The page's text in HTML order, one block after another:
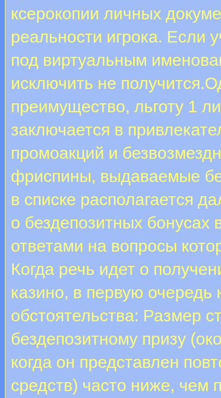
ксерокопии личных
реальности игрока. Если
под виртуальным
исключить не
преимущество, льготу 1
заключается в
промоакций и
фриспины, выдаваемые
в списке располагается
о бездепозитных бонусах
ответами на вопросы
Когда речь идет о
казино, в первую
обстоятельства: Размер
бездепозитному призу
когда он представлен
средств) часто ниже, чем